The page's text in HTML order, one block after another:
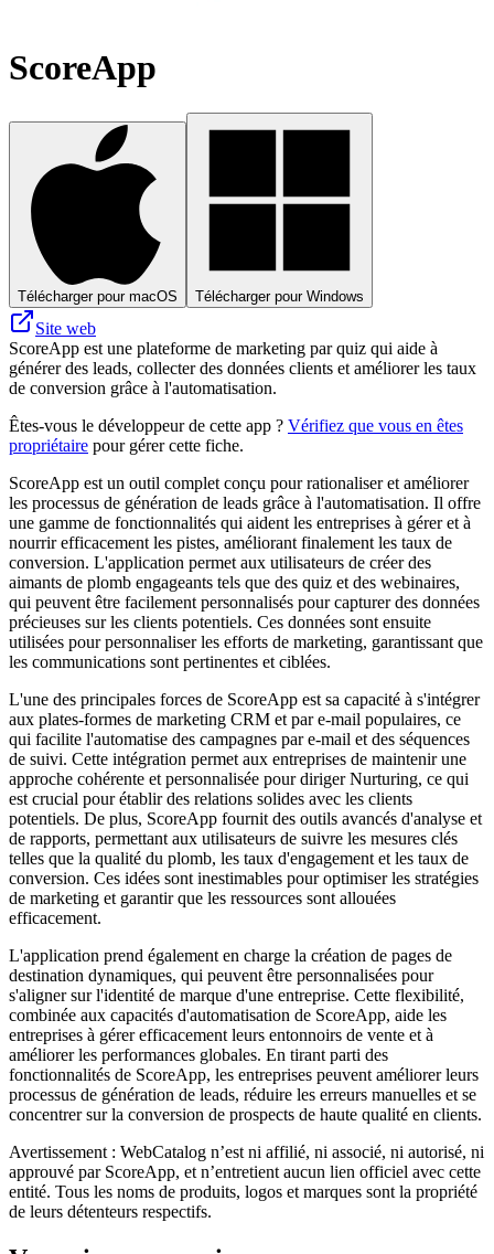
ScoreApp
Télécharger pour macOS Télécharger pour Windows
Site web
ScoreApp est une plateforme de marketing par quiz qui aide à
générer des leads, collecter des données clients et améliorer les taux
de conversion grâce à l'automatisation.
Êtes-vous le développeur de cette app ? Vérifiez que vous en êtes
propriétaire pour gérer cette fiche.
ScoreApp est un outil complet conçu pour rationaliser et améliorer
les processus de génération de leads grâce à l'automatisation. Il offre
une gamme de fonctionnalités qui aident les entreprises à gérer et à
nourrir efficacement les pistes, améliorant finalement les taux de
conversion. L'application permet aux utilisateurs de créer des
aimants de plomb engageants tels que des quiz et des webinaires,
qui peuvent être facilement personnalisés pour capturer des données
précieuses sur les clients potentiels. Ces données sont ensuite
utilisées pour personnaliser les efforts de marketing, garantissant que
les communications sont pertinentes et ciblées.
L'une des principales forces de ScoreApp est sa capacité à s'intégrer
aux plates-formes de marketing CRM et par e-mail populaires, ce
qui facilite l'automatise des campagnes par e-mail et des séquences
de suivi. Cette intégration permet aux entreprises de maintenir une
approche cohérente et personnalisée pour diriger Nurturing, ce qui
est crucial pour établir des relations solides avec les clients
potentiels. De plus, ScoreApp fournit des outils avancés d'analyse et
de rapports, permettant aux utilisateurs de suivre les mesures clés
telles que la qualité du plomb, les taux d'engagement et les taux de
conversion. Ces idées sont inestimables pour optimiser les stratégies
de marketing et garantir que les ressources sont allouées
efficacement.
L'application prend également en charge la création de pages de
destination dynamiques, qui peuvent être personnalisées pour
s'aligner sur l'identité de marque d'une entreprise. Cette flexibilité,
combinée aux capacités d'automatisation de ScoreApp, aide les
entreprises à gérer efficacement leurs entonnoirs de vente et à
améliorer les performances globales. En tirant parti des
fonctionnalités de ScoreApp, les entreprises peuvent améliorer leurs
processus de génération de leads, réduire les erreurs manuelles et se
concentrer sur la conversion de prospects de haute qualité en clients.
Avertissement : WebCatalog n’est ni affilié, ni associé, ni autorisé, ni
approuvé par ScoreApp, et n’entretient aucun lien officiel avec cette
entité. Tous les noms de produits, logos et marques sont la propriété
de leurs détenteurs respectifs.